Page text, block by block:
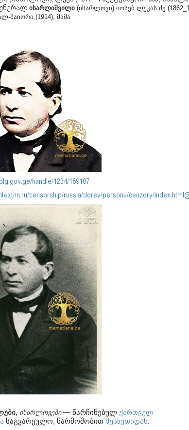
ისარლიშვილი(ისარლოვი) იოსებ ლუკას ძე
მაიორი (1914); მამა
handle/1234/189107
censorship/russia/dorev/persona/cenzory/
, ისარლოვები— წარჩინებულ ქართველ
საგვარეულო, წარმოშობით მესხეთიდან.